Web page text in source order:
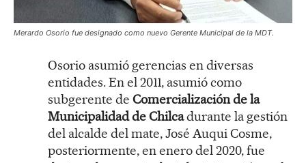
Merardo Osorio fue designado como nuevo Gerente Municipal de la MDT.
Osorio asumió gerencias en diversas
entidades. En el 2011, asumió como
subgerente de Comercialización de la
Municipalidad de Chilcadurante la gestión
del alcalde del mate, José Auqui Cosme,
posteriormente, en enero del 2020, fue